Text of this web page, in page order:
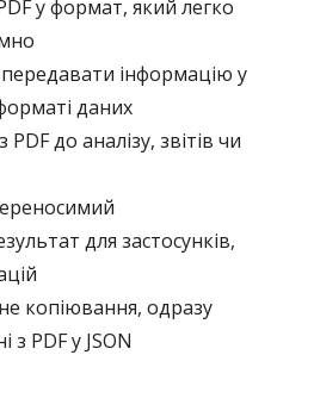
у формат, який легко
інформацію у
даних
PDF до аналізу, звітів чи
для застосунків,
копіювання, одразу
PDF у JSON